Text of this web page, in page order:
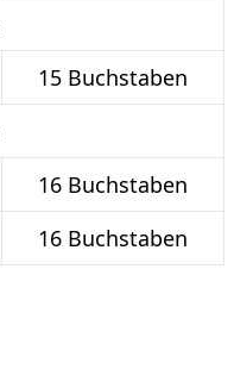
15 Buchstaben
16 Buchstaben
16 Buchstaben